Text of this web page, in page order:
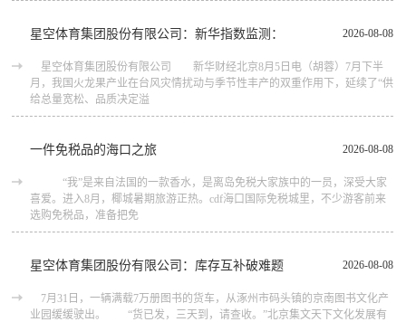
2026-08-08
星空体育集团股份有限公司：新华指数监测：
星空体育集团股份有限公司 新华财经北京8月5日电（胡蓉）7月下半
月，我国火龙果产业在台风灾情扰动与季节性丰产的双重作用下，延续了“供
给总量宽松、品质决定溢
2026-08-08
一件免税品的海口之旅
“我”是来自法国的一款香水，是离岛免税大家族中的一员，深受大家
喜爱。进入8月，椰城暑期旅游正热。cdf海口国际免税城里，不少游客前来
选购免税品，准备把免
2026-08-08
星空体育集团股份有限公司：库存互补破难题
7月31日，一辆满载7万册图书的货车，从涿州市码头镇的京南图书文化产
业园缓缓驶出。 “货已发，三天到，请查收。”北京集文天下文化发展有